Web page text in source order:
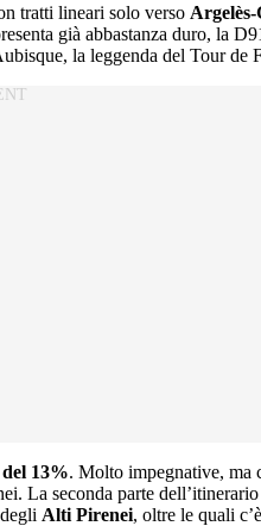
tratti lineari solo verso Argelès-
già abbastanza duro, la
la leggenda del Tour de
13%. Molto impegnative, ma
La seconda parte
Alti Pirenei, oltre le quali